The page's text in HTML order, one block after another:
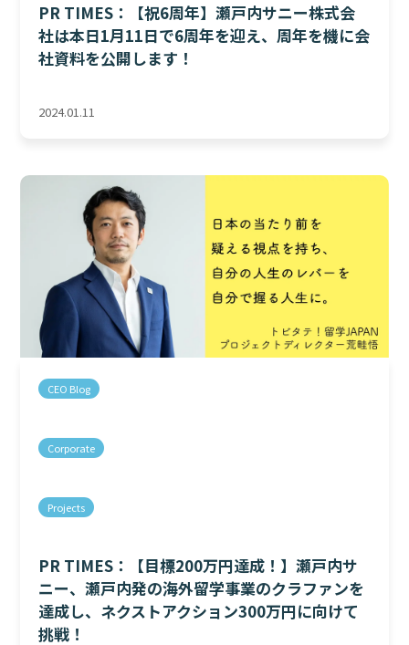
PR TIMES：【祝6周年】瀬戸内サニー株式会
社は本日1月11日で6周年を迎え、周年を機に会
社資料を公開します！
2024.01.11
CEO Blog
Corporate
Projects
PR TIMES：【目標200万円達成！】瀬戸内サ
ニー、瀬戸内発の海外留学事業のクラファンを
達成し、ネクストアクション300万円に向けて
挑戦！